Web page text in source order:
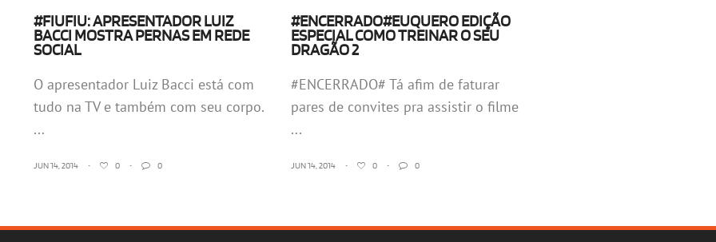
#FIUFIU: APRESENTADOR LUIZ
BACCI MOSTRA PERNAS EM REDE
SOCIAL
O apresentador Luiz Bacci está com
tudo na TV e também com seu corpo.
...
JUN 14, 2014 • 0 • 0
#ENCERRADO#EUQUERO EDIÇÃO
ESPECIAL COMO TREINAR O SEU
DRAGÃO 2
#ENCERRADO# Tá afim de faturar
pares de convites pra assistir o filme
...
JUN 14, 2014 • 0 • 0